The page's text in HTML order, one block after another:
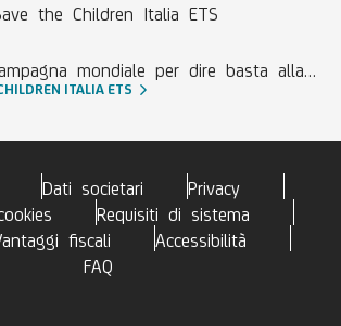
the Children Italia ETS
mondiale per dire basta alla
ITALIA ETS
Dati societari
Privacy
Requisiti di sistema
fiscali
Accessibilità
FAQ